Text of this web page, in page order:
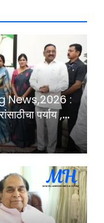
News,2026 :
पर्याय ,